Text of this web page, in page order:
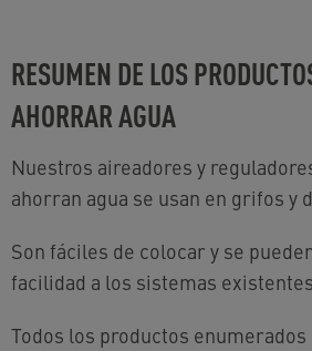
RESUMEN DE LOS
AHORRAR AGUA
Nuestros aireadores y
ahorran agua se usan en grifos y
Son fáciles de colocar y se
facilidad a los sistemas
Todos los productos